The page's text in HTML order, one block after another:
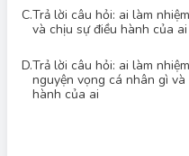
C.Trả lời câu hỏi: ai làm
và chịu sự điều hành của ai
D.Trả lời câu hỏi: ai làm
nguyện vọng cá nhân gì
hành của ai
công việc gì, và người đó
của ai. Điều này giúp đảm
rõ ràng, tránh chồng
nhưng không phải là yếu tố